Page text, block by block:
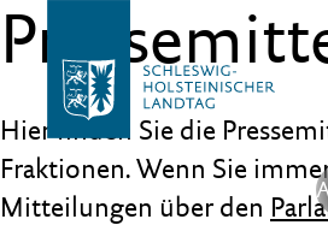
Hier finden Sie die
Fraktionen. Wenn Sie
Mitteilungen über den